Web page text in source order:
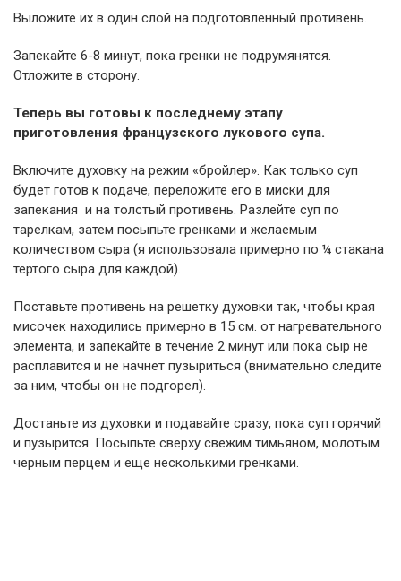
Выложите их в один слой на подготовленный противень.
Запекайте 6-8 минут, пока гренки не подрумянятся.
Отложите в сторону.
Теперь вы готовы к последнему этапу
приготовления французского лукового супа.
Включите духовку на режим «бройлер». Как только суп
будет готов к подаче, переложите его в миски для
запекания и на толстый противень. Разлейте суп по
тарелкам, затем посыпьте гренками и желаемым
количеством сыра (я использовала примерно по ¼ стакана
тертого сыра для каждой).
Поставьте противень на решетку духовки так, чтобы края
мисочек находились примерно в 15 см. от нагревательного
элемента, и запекайте в течение 2 минут или пока сыр не
расплавится и не начнет пузыриться (внимательно следите
за ним, чтобы он не подгорел).
Достаньте из духовки и подавайте сразу, пока суп горячий
и пузырится. Посыпьте сверху свежим тимьяном, молотым
черным перцем и еще несколькими гренками.